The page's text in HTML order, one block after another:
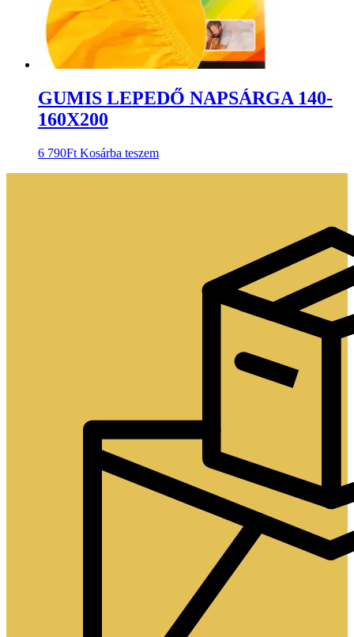
GUMIS LEPEDŐ NAPSÁRGA 140-
160X200
6 790Ft Kosárba teszem